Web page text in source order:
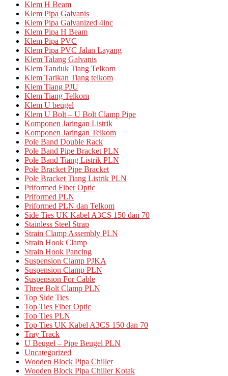
Klem H Beam
Klem Pipa Galvanis
Klem Pipa Galvanized 4inc
Klem Pipa H Beam
Klem Pipa PVC
Klem Pipa PVC Jalan Layang
Klem Talang Galvanis
Klem Tanduk Tiang Telkom
Klem Tarikan Tiang telkom
Klem Tiang PJU
Klem Tiang Telkom
Klem U beugel
Klem U Bolt – U Bolt Clamp Pipe
Komponen Jaringan Listrik
Komponen Jaringan Telkom
Pole Band Double Rack
Pole Band Pipe Bracket PLN
Pole Band Tiang Listrik PLN
Pole Bracket Pipe Bracket
Pole Bracket Tiang Listrik PLN
Priformed Fiber Optic
Priformed PLN
Priformed PLN dan Telkom
Side Ties UK Kabel A3CS 150 dan 70
Stainless Steel Strap
Strain Clamp Assembly PLN
Strain Hook Clamp
Strain Hook Pancing
Suspension Clamp PJKA
Suspension Clamp PLN
Suspension For Cable
Three Bolt Clamp PLN
Top Side Ties
Top Ties Fiber Optic
Top Ties PLN
Top Ties UK Kabel A3CS 150 dan 70
Tray Track
U Beugel – Pipe Beugel PLN
Uncategorized
Wooden Block Pipa Chiller
Wooden Block Pipa Chiller Kotak